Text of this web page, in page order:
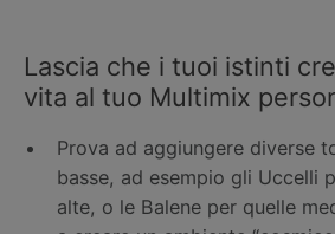
Lascia che i tuoi istinti
vita al tuo Multimix
Prova ad aggiungere diverse
basse, ad esempio gli Uccelli
alte, o le Balene per quelle